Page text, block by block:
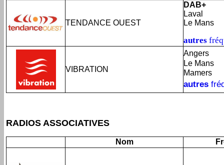
TENDANCE OUEST
DAB+
Laval
Le Mans
autres
VIBRATION
Angers
Le Mans
Mamers
autres
RADIOS ASSOCIATIVES
Nom